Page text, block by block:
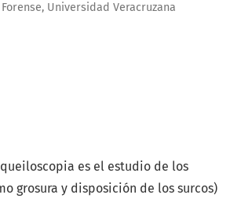
Universidad Veracruzana
es el estudio de los
grosura y disposición de los surcos)